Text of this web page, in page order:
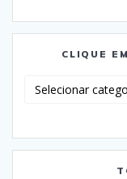
CLIQUE